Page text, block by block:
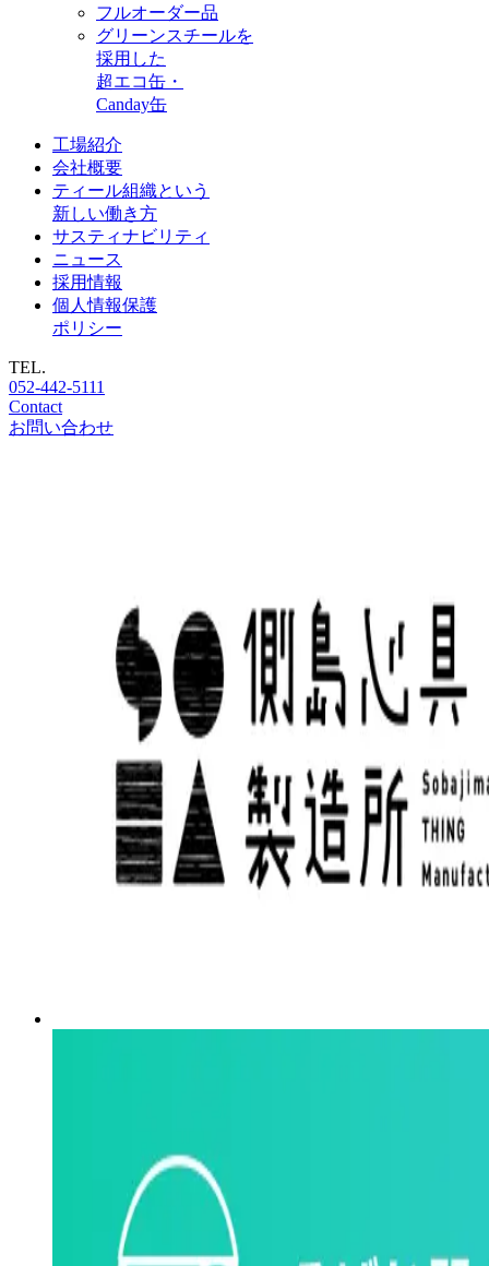
フルオーダー品
グリーンスチールを
採用した
超エコ缶・
Canday缶
工場紹介
会社概要
ティール組織という
新しい働き方
サスティナビリティ
ニュース
採用情報
個人情報保護
ポリシー
TEL.
052-442-5111
Contact
お問い合わせ